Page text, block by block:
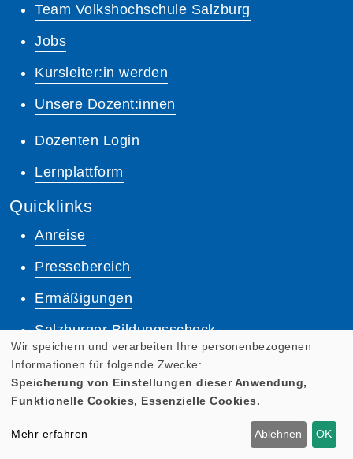
Team Volkshochschule Salzburg
Jobs
Kursleiter:in werden
Unsere Dozent:innen
Dozenten Login
Lernplattform
Quicklinks
Anreise
Pressebereich
Ermäßigungen
Salzburger Bildungsscheck
AGB
Impressum
Wir speichern und verarbeiten Ihre personenbezogenen
Informationen für folgende Zwecke:
Speicherung von Einstellungen dieser Anwendung,
Funktionelle Cookies, Essenzielle Cookies.
Mehr erfahren Ablehnen OK